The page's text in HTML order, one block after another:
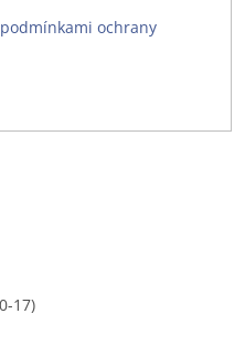
podmínkami ochrany